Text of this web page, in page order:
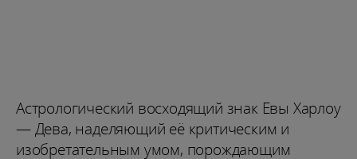
Астрологический восходящий знак Евы Харлоу
— Дева, наделяющий её критическим и
изобретательным умом, порождающим